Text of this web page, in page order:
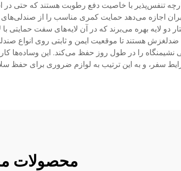
تنفس‌پذیر با خاصیت دفع رطوبت هستند که حتی در
اجازه می‌دهد حمایت کمری مناسب را از
لایه بهره می‌برند که در آن لایه‌های سفت حمایتی
هستند تا موقعیت ایمن و ثابتی روی انواع
نشیمنگاه را در طول روز حفظ می‌کند. این وساده‌ها
سفر، و به این ترتیب به لوازم ضروری برای
محصولات